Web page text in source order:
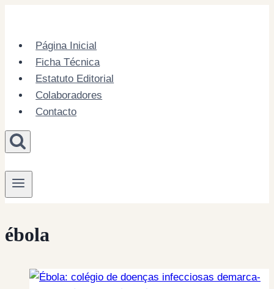
contentPágina Inicial
Ficha Técnica
Estatuto Editorial
Colaboradores
Contacto
ébola